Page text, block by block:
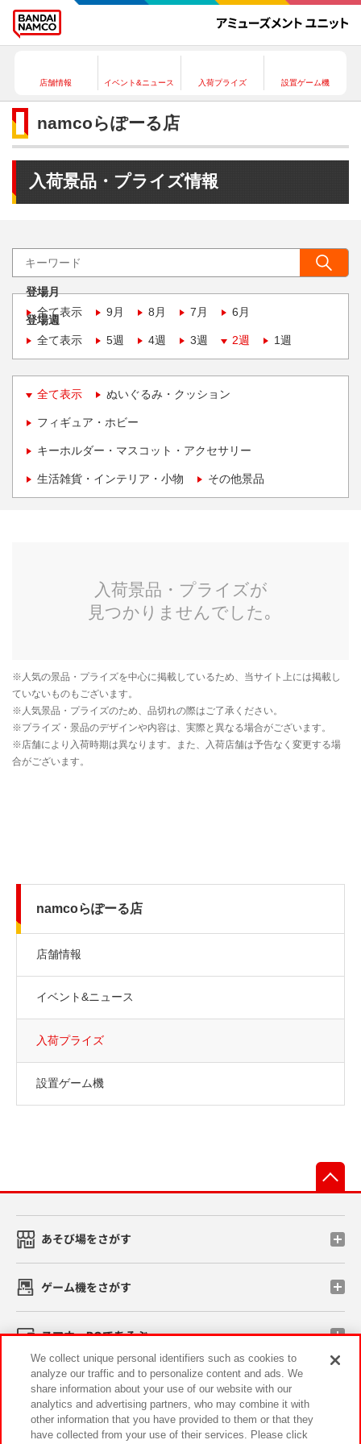
店舗情報 イベント&ニュース 入荷プライズ 設置ゲーム機
namcoらぽーる店
入荷景品・プライズ情報
登場月
全て表示
9月 8月 7月 6月
登場週
全て表示
5週 4週 3週 2週 1週
全て表示 ぬいぐるみ・クッション
フィギュア・ホビー
キーホルダー・マスコット・アクセサリー
生活雑貨・インテリア・小物 その他景品
namcoらぽーる店
店舗情報
イベント&ニュース
入荷プライズ
設置ゲーム機
あそび場をさがす
ゲーム機をさがす
スマホ・PCであそぶ
イベント・キャンペーン
We collect unique personal identifiers such as cookies to
analyze our traffic and to personalize content and ads. We
share information about your use of our website with our
analytics and advertising partners, who may combine it with
other information that you have provided to them or that they
have collected from your use of their services. Please click